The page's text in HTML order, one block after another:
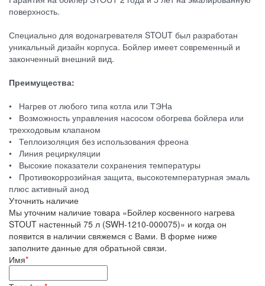
поверхность.
Специально для водонагревателя STOUT был разработан
уникальный дизайн корпуса. Бойлер имеет современный и
законченный внешний вид.
Преимущества:
• Нагрев от любого типа котла или ТЭНа
• Возможность управления насосом обогрева бойлера или
трехходовым клапаном
• Теплоизоляция без использования фреона
• Линия рециркуляции
• Высокие показатели сохранения температуры
• Противокоррозийная защита, высокотемпературная эмаль
плюс активный анод
Уточнить наличие
Мы уточним наличие товара «Бойлер косвенного нагрева
STOUT настенный 75 л (SWH-1210-000075)» и когда он
появится в наличии свяжемся с Вами. В форме ниже
заполните данные для обратьной связи.
Имя*